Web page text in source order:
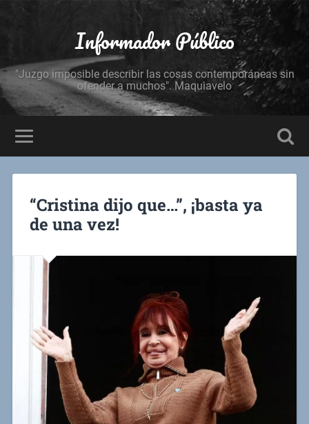
Informador Público
"Juzgo imposible describir las cosas contemporáneas sin
ofender a muchos". Maquiavelo
“Cristina dijo que…”, ¡basta ya
de una vez!